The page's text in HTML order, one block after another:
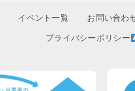
イベント一覧 お問い合わ
プライバシーポリシー